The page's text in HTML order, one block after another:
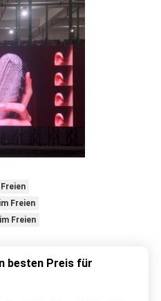
Freien
Freien
besten Preis für